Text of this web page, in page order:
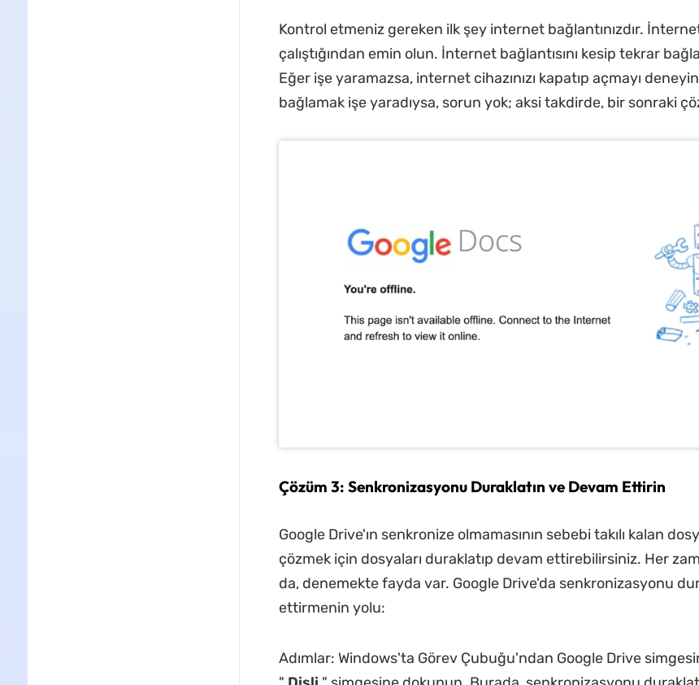
Kontrol etmeniz gereken ilk şey internet bağlantınızdır.
çalıştığından emin olun. İnternet bağlantısını kesip tekrar
Eğer işe yaramazsa, internet cihazınızı kapatıp açmayı
bağlamak işe yaradıysa, sorun yok; aksi takdirde, bir sonraki
Çözüm 3: Senkronizasyonu Duraklatın ve Devam Ettirin
Google Drive'ın senkronize olmamasının sebebi takılı kalan
çözmek için dosyaları duraklatıp devam ettirebilirsiniz. Her
da, denemekte fayda var. Google Drive'da senkronizasyonu
ettirmenin yolu:
Adımlar: Windows'ta Görev Çubuğu'ndan Google Drive